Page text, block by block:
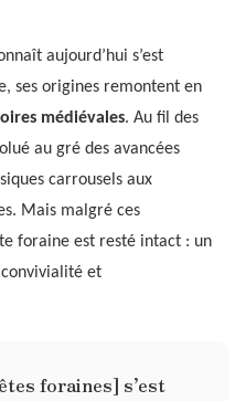
aujourd’hui s’est
ses origines remontent en
médiévales. Au fil des
au gré des avancées
carrousels aux
Mais malgré ces
foraine est resté intact : un
et
foraines] s’est